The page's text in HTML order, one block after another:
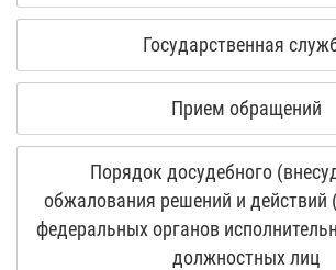
Государственная
Прием обращений
Порядок досудебного
обжалования решений и действий
федеральных органов
должностных лиц